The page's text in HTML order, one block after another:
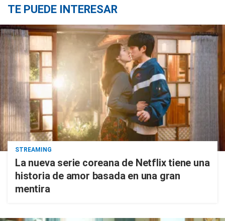
TE PUEDE INTERESAR
STREAMING
La nueva serie coreana de Netflix tiene una
historia de amor basada en una gran
mentira